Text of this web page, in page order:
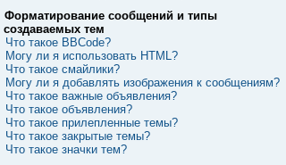
Форматирование сообщений и типы
создаваемых тем
Что такое BBCode?
Могу ли я использовать HTML?
Что такое смайлики?
Могу ли я добавлять изображения к сообщениям?
Что такое важные объявления?
Что такое объявления?
Что такое прилепленные темы?
Что такое закрытые темы?
Что такое значки тем?